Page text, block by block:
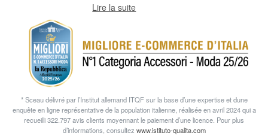
Lire la suite
* Sceau délivré par l’Institut allemand ITQF sur la base d’une expertise et dune
enquête en ligne représentative de la population italienne, réalisée en avril 2024 qui a
recueilli 322.797 avis clients moyennant le paiement d’une licence. Pour plus
d’informations, consultez www.istituto-qualita.com